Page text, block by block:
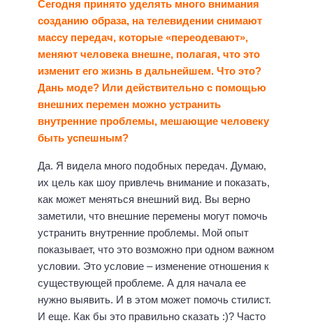
Сегодня принято уделять много внимания
созданию образа, на телевидении снимают
массу передач, которые «переодевают»,
меняют человека внешне, полагая, что это
изменит его жизнь в дальнейшем. Что это?
Дань моде? Или действительно с помощью
внешних перемен можно устранить
внутренние проблемы, мешающие человеку
быть успешным?
Да. Я видела много подобных передач. Думаю,
их цель как шоу привлечь внимание и показать,
как может меняться внешний вид. Вы верно
заметили, что внешние перемены могут помочь
устранить внутренние проблемы. Мой опыт
показывает, что это возможно при одном важном
условии. Это условие – изменение отношения к
существующей проблеме. А для начала ее
нужно выявить. И в этом может помочь стилист.
И еще. Как бы это правильно сказать :)? Часто